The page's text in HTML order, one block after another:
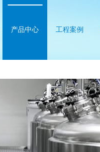
产品中心 工程案例